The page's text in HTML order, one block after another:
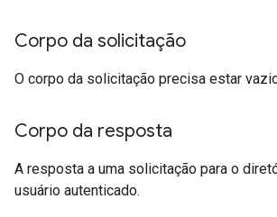
Corpo da solicitação
O corpo da solicitação precisa estar
Corpo da resposta
A resposta a uma solicitação para o
usuário autenticado.